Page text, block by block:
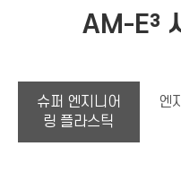
AM-E³
슈퍼 엔지니어
링 플라스틱
엔